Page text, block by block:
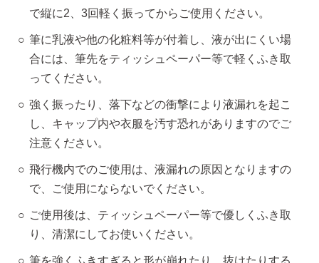
で縦に2、3回軽く振ってからご使用ください。
筆に乳液や他の化粧料等が付着し、液が出にくい場
合には、筆先をティッシュペーパー等で軽くふき取
ってください。
強く振ったり、落下などの衝撃により液漏れを起こ
し、キャップ内や衣服を汚す恐れがありますのでご
注意ください。
飛行機内でのご使用は、液漏れの原因となりますの
で、ご使用にならないでください。
ご使用後は、ティッシュペーパー等で優しくふき取
り、清潔にしてお使いください。
筆を強くふきすぎると形が崩れたり、抜けたりする